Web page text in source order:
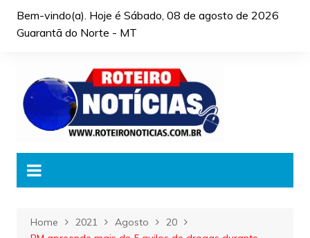
Bem-vindo(a). Hoje é Sábado, 08 de agosto de 2026
Guarantã do Norte - MT
Home 2021 Agosto
20